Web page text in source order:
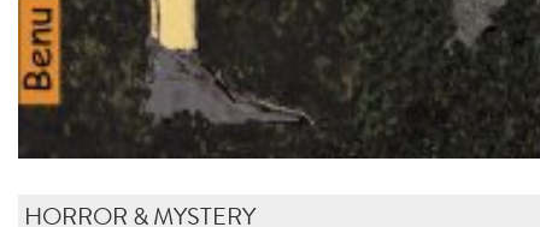
HORROR & MYSTERY